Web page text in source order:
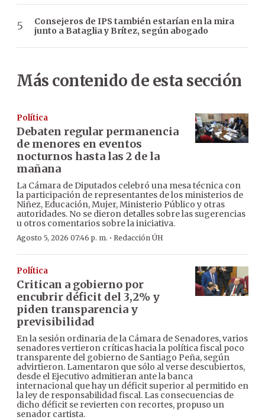
Consejeros de IPS también estarían en la mira
junto a Bataglia y Brítez, según abogado
Más contenido de esta sección
Política
Debaten regular permanencia
de menores en eventos
nocturnos hasta las 2 de la
mañana
La Cámara de Diputados celebró una mesa técnica con
la participación de representantes de los ministerios de
Niñez, Educación, Mujer, Ministerio Público y otras
autoridades. No se dieron detalles sobre las sugerencias
u otros comentarios sobre la iniciativa.
Agosto 5, 2026 07:46 p. m. · Redacción ÚH
Política
Critican a gobierno por
encubrir déficit del 3,2% y
piden transparencia y
previsibilidad
En la sesión ordinaria de la Cámara de Senadores, varios
senadores vertieron críticas hacia la política fiscal poco
transparente del gobierno de Santiago Peña, según
advirtieron. Lamentaron que sólo al verse descubiertos,
desde el Ejecutivo admitieran ante la banca
internacional que hay un déficit superior al permitido en
la ley de responsabilidad fiscal. Las consecuencias de
dicho déficit se revierten con recortes, propuso un
senador cartista.